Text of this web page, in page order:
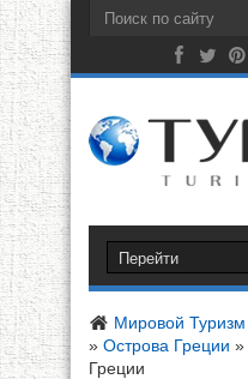
Мировой Туризм
» Острова Греции »
Греции